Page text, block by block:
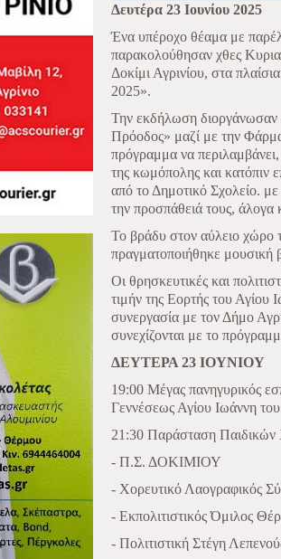
Δευτέρα 23 Ιουνίου 2025
Ένα υπέροχο θέαμα με
παρακολούθησαν χθες
Δοκίμι Αγρινίου, στα
2025».
Την εκδήλωση διοργάνωσαν
Πρόοδος» μαζί με την
πρόγραμμα να
της κωμόπολης και κατόπιν
από το Δημοτικό Σχολείο. με
την προσπάθειά τους, άλογα
Το βράδυ στον αύλειο χώρο
πραγματοποιήθηκε μουσική
Οι θρησκευτικές και
τιμήν της Εορτής του Αγίου
συνεργασία με τον Δήμο
συνεχίζονται με το
ΔΕΥΤΕΡΑ 23 ΙΟΥΝΙΟΥ
19:00 Μέγας πανηγυρικός
Γεννέσεως Αγίου Ιωάννη
21:30 Παράσταση Παιδικών
- Π.Σ. ΔΟΚΙΜΙΟΥ
- Χορευτικό Λαογραφικός
- Εκπολιτιστικός Όμιλος
- Πολιτιστική Στέγη